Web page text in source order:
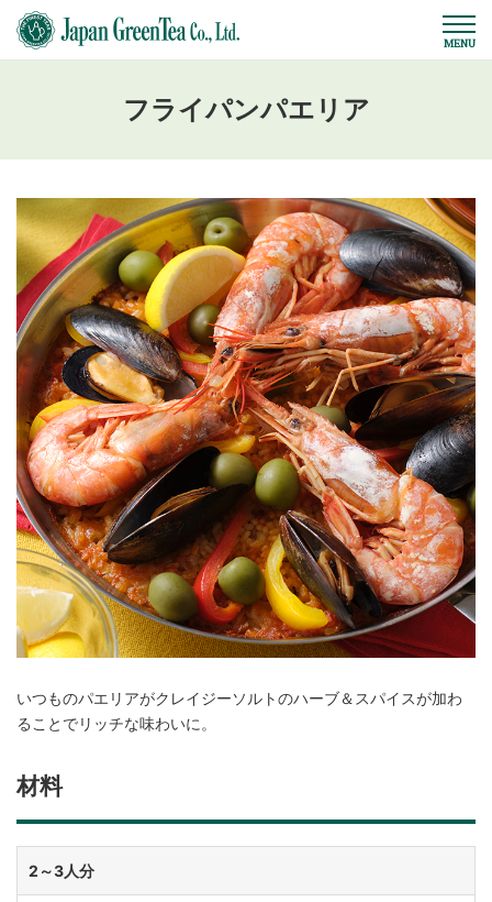
フライパンパエリア
いつものパエリアがクレイジーソルトのハーブ＆スパイスが加わ
ることでリッチな味わいに。
材料
2～3人分